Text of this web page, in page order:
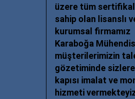
üzere tüm
sahip olan lisanslı
kurumsal firmamız
Karaboğa
müşterilerimizin
gözetiminde sizlere
kapısı imalat ve
hizmeti